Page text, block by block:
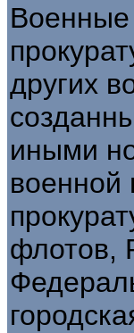
Военные
других
иными
военной
флотов,